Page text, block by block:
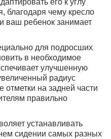
его к углу
благодаря чему кресло
ваш ребенок занимает
для подросших
в необходимое
улучшенную
радиус
на задней части
правильно
устанавливать
сидении самых разных